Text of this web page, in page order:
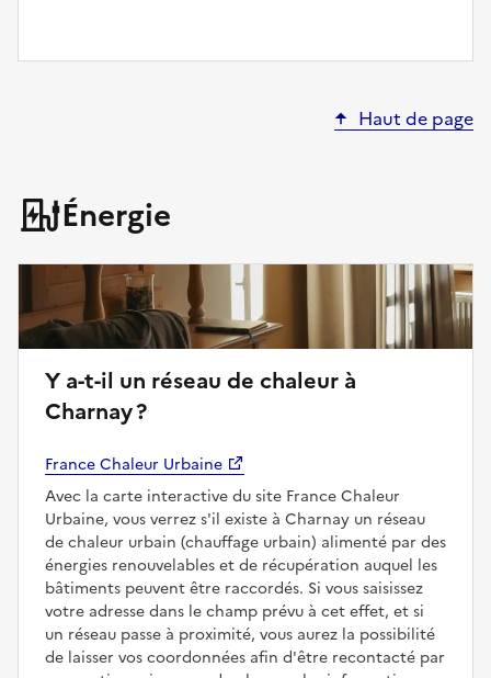
Haut de page
Énergie
Y a-t-il un réseau de chaleur à
Charnay ?
France Chaleur Urbaine
Avec la carte interactive du site France Chaleur
Urbaine, vous verrez s'il existe à Charnay un réseau
de chaleur urbain (chauffage urbain) alimenté par des
énergies renouvelables et de récupération auquel les
bâtiments peuvent être raccordés. Si vous saisissez
votre adresse dans le champ prévu à cet effet, et si
un réseau passe à proximité, vous aurez la possibilité
de laisser vos coordonnées afin d'être recontacté par